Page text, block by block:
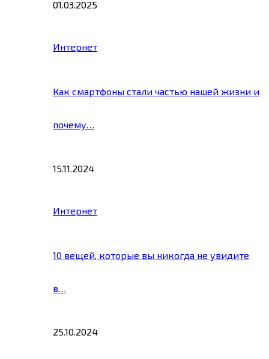
01.03.2025
Интернет
Как смартфоны стали частью нашей жизни и
почему…
15.11.2024
Интернет
10 вещей, которые вы никогда не увидите
в…
25.10.2024